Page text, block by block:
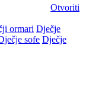
Otvoriti
ormari Dječje
sofe Dječje